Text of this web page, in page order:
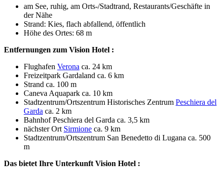
am See, ruhig, am Orts-/Stadtrand, Restaurants/Geschäfte in
der Nähe
Strand: Kies, flach abfallend, öffentlich
Höhe des Ortes: 68 m
Entfernungen zum Vision Hotel :
Flughafen Verona ca. 24 km
Freizeitpark Gardaland ca. 6 km
Strand ca. 100 m
Caneva Aquapark ca. 10 km
Stadtzentrum/Ortszentrum Historisches Zentrum Peschiera del
Garda ca. 2 km
Bahnhof Peschiera del Garda ca. 3,5 km
nächster Ort Sirmione ca. 9 km
Stadtzentrum/Ortszentrum San Benedetto di Lugana ca. 500
m
Das bietet Ihre Unterkunft Vision Hotel :